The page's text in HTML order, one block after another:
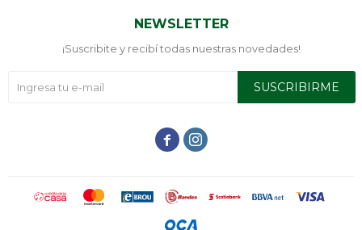
NEWSLETTER
¡Suscribite y recibí todas nuestras novedades!
SUSCRIBIRME
 